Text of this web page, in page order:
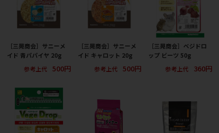
［三晃商会］サニーメ
イド 青パパイヤ 20g
参考上代
500円
［三晃商会］サニーメ
イド キャロット 20g
参考上代
500円
［三晃商会］ベジドロ
ップ ビーツ 50g
参考上代
360円